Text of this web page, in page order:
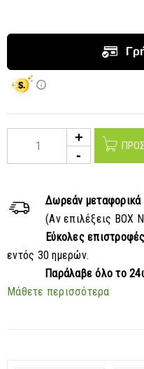
Δωρεάν μεταφορικά
(Αν επιλέξεις BOX
Εύκολες επιστροφές
εντός 30 ημερών.
Παράλαβε όλο το
Μάθετε περισσότερα